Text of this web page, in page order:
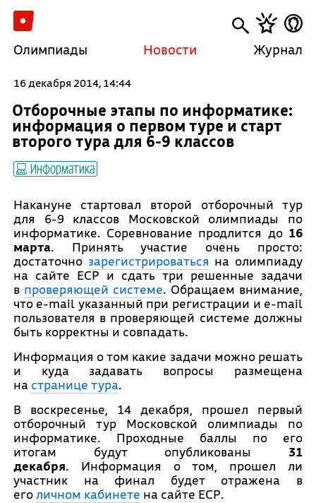
Олимпиады Новости Журнал
16 декабря 2014, 14:44
Отборочные этапы по информатике:
информация о первом туре и старт
второго тура для 6-9 классов
Информатика
Накануне стартовал второй отборочный тур
для 6-9 классов Московской олимпиады по
информатике. Соревнование продлится до16
марта. Принять участие очень просто:
достаточно зарегистрироваться на олимпиаду
на сайте ЕСР и сдать три решенные задачи
в проверяющей системе. Обращаем внимание,
что e-mail указанный при регистрации и e-mail
пользователя в проверяющей системе должны
быть корректны и совпадать.
Информация о том какие задачи можно решать
и куда задавать вопросы размещена
на странице тура.
В воскресенье, 14 декабря, прошел первый
отборочный тур Московской олимпиады по
информатике. Проходные баллы по его
итогам будут опубликованы
31
декабря. Информация о том, прошел ли
участник на финал будет отражена в
еголичном кабинете на сайте ЕСР.